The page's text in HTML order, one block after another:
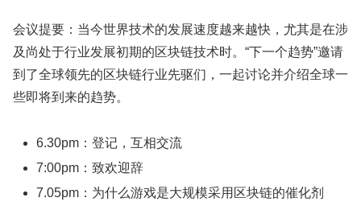
会议提要：当今世界技术的发展速度越来越快，尤其是在涉
及尚处于行业发展初期的区块链技术时。“下一个趋势”邀请
到了全球领先的区块链行业先驱们，一起讨论并介绍全球一
些即将到来的趋势。
6.30pm：登记，互相交流
7:00pm：致欢迎辞
7.05pm：为什么游戏是大规模采用区块链的催化剂